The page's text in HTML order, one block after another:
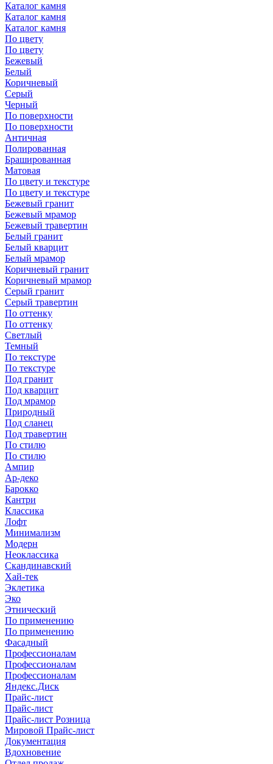
Каталог камня
Каталог камня
Каталог камня
По цвету
По цвету
Бежевый
Белый
Коричневый
Серый
Черный
По поверхности
По поверхности
Античная
Полированная
Брашированная
Матовая
По цвету и текстуре
По цвету и текстуре
Бежевый гранит
Бежевый мрамор
Бежевый травертин
Белый гранит
Белый кварцит
Белый мрамор
Коричневый гранит
Коричневый мрамор
Серый гранит
Серый травертин
По оттенку
По оттенку
Светлый
Темный
По текстуре
По текстуре
Под гранит
Под кварцит
Под мрамор
Природный
Под сланец
Под травертин
По стилю
По стилю
Ампир
Ар-деко
Барокко
Кантри
Классика
Лофт
Минимализм
Модерн
Неоклассика
Скандинавский
Хай-тек
Эклетика
Эко
Этнический
По применению
По применению
Фасадный
Профессионалам
Профессионалам
Профессионалам
Яндекс.Диск
Прайс-лист
Прайс-лист
Прайс-лист Розница
Мировой Прайс-лист
Документация
Вдохновение